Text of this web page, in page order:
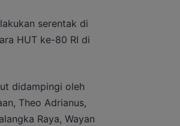
serentak di
HUT ke-80 RI di
didampingi oleh
Theo Adrianus,
Raya, Wayan